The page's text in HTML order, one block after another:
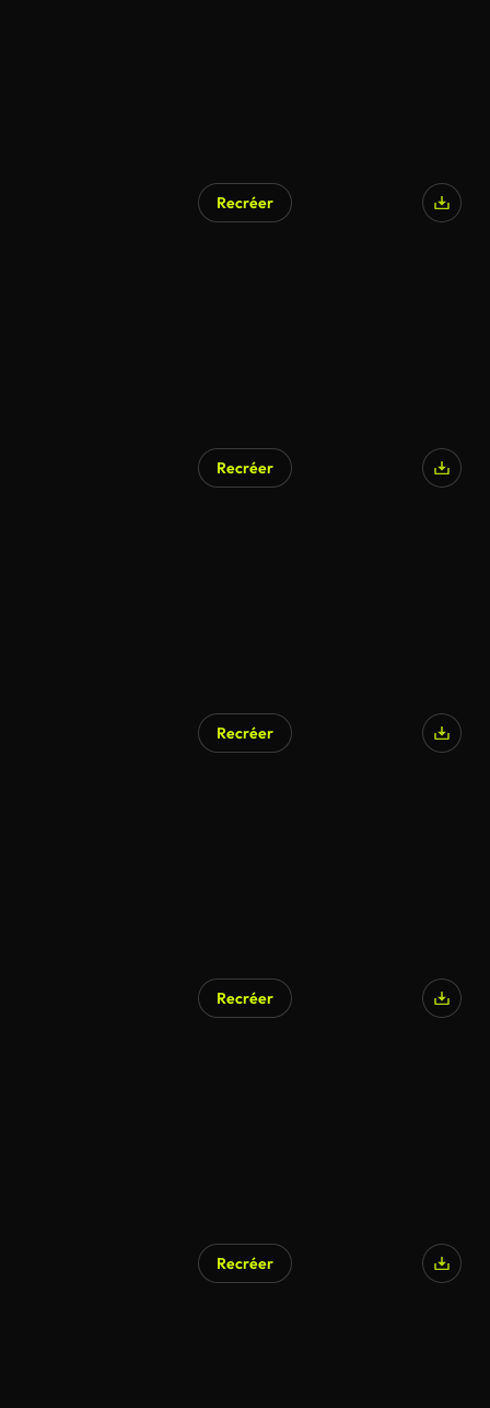
Recréer
Recréer
Recréer
Recréer
Recréer